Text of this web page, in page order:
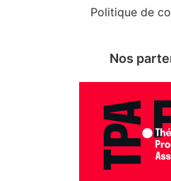
Politique de
Nos